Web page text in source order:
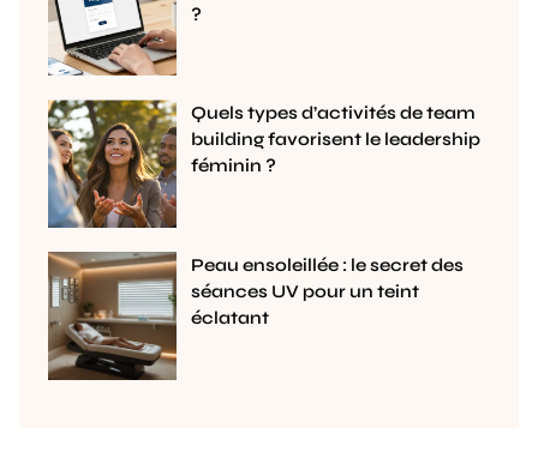
?
Quels types d’activités de team
building favorisent le leadership
féminin ?
Peau ensoleillée : le secret des
séances UV pour un teint
éclatant